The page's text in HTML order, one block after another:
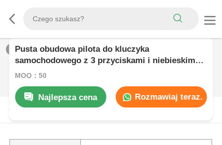
/0
Pusta obudowa pilota do kluczyka
samochodowego z 3 przyciskami i niebieskim
logo
MOQ：50
Najlepsza cena
Rozmawiaj teraz.
OPIS PRODUKTU